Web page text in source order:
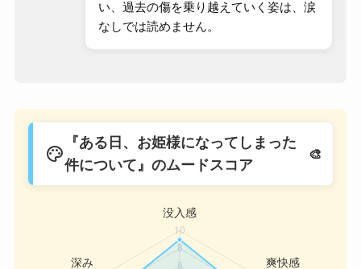
い、過去の傷を乗り越えていく姿は、涙
なしでは読めません。
palette
『ある日、お姫様になってしまった
件について』のムードスコア